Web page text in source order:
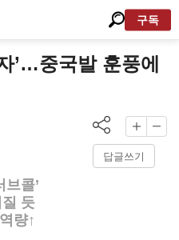
구독
’…중국발 훈풍에
답글쓰기
브콜’
듯
량↑